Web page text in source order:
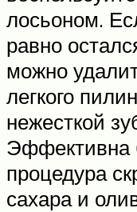
лосьоном.
равно
можно
легкого
нежесткой
Эффективна
процедура
сахара и